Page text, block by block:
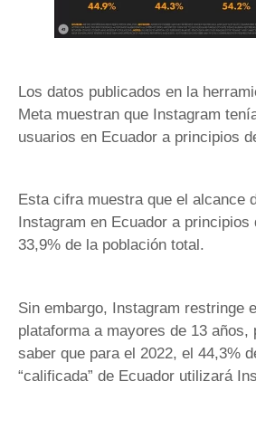
Los datos publicados en la
Meta muestran que Instagram
usuarios en Ecuador a principios
Esta cifra muestra que el alcance
Instagram en Ecuador a principios
33,9% de la población total.
Sin embargo, Instagram restringe
plataforma a mayores de 13 años,
saber que para el 2022, el 44,3%
“calificada” de Ecuador utilizará